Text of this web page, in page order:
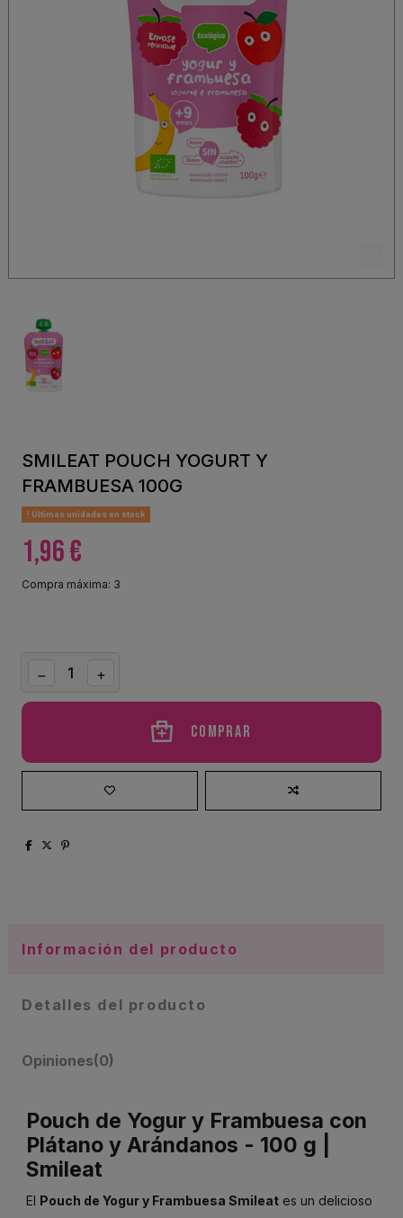
SMILEAT POUCH YOGURT Y
FRAMBUESA 100G
Últimas unidades en stock
1,96 €
Compra máxima: 3
Comprar
Información del producto
Detalles del producto
Opiniones(0)
Pouch de Yogur y Frambuesa con
Plátano y Arándanos - 100 g |
Smileat
El Pouch de Yogur y Frambuesa Smileat es un delicioso